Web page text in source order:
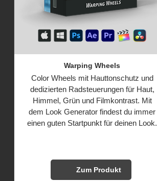
Warping Wheels
Color Wheels mit Hauttonschutz und
dedizierten Radsteuerungen für Haut,
Himmel, Grün und Filmkontrast. Mit
dem Look Generator findest du immer
einen guten Startpunkt für deinen Look.
Zum Produkt